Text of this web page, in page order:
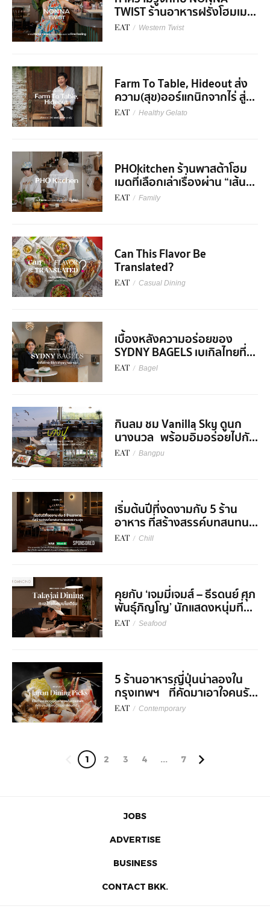
TWIST ร้านอาหารฝรั่งโฮมเม...
EAT / Western Twist
Farm To Table, Hideout ส่ง
ความ(สุข)ออร์แกนิกจากไร่ สู่...
EAT / Healthy Gelato
PHOkitchen ร้านพาสต้าโฮม
เมดที่เลือกเล่าเรื่องผ่าน “เส้น...
EAT / Family
Can This Flavor Be
Translated?
EAT / Casual Dining
เบื้องหลังความอร่อยของ
SYDNY BAGELS เบเกิลไทยที่...
EAT / Bagel
กินลม ชม Vanilla Sky ดูนก
นางนวล พร้อมอิ่มอร่อยไปกั...
EAT / Bangpu
SPONSORED
เริ่มต้นปีที่งดงามกับ 5 ร้าน
อาหาร​ ที่สร้างสรรค์บทสนทน...
EAT / Chill
คุยกับ ‘เจมมี่เจมส์ – ธีรดนย์ ศุภ
พันธุ์ภิญโญ’ นักแสดงหนุ่มที่...
EAT / Seafood
5 ร้านอาหารญี่ปุ่นน่าลองใน
กรุงเทพฯ ที่คัดมาเอาใจคนรั...
EAT / Contemporary
1 2 3 4 ... 7
JOBS
ADVERTISE
BUSINESS
CONTACT BKK.